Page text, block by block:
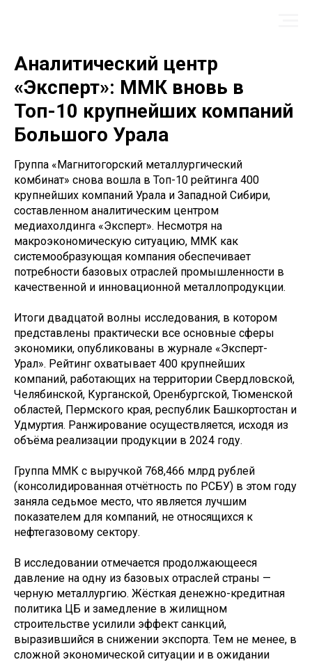
Аналитический центр
«Эксперт»: ММК вновь в
Топ-10 крупнейших компаний
Большого Урала
Группа «Магнитогорский металлургический
комбинат» снова вошла в Топ-10 рейтинга 400
крупнейших компаний Урала и Западной Сибири,
составленном аналитическим центром
медиахолдинга «Эксперт». Несмотря на
макроэкономическую ситуацию, ММК как
системообразующая компания обеспечивает
потребности базовых отраслей промышленности в
качественной и инновационной металлопродукции.
Итоги двадцатой волны исследования, в котором
представлены практически все основные сферы
экономики, опубликованы в журнале «Эксперт-
Урал». Рейтинг охватывает 400 крупнейших
компаний, работающих на территории Свердловской,
Челябинской, Курганской, Оренбургской, Тюменской
областей, Пермского края, республик Башкортостан и
Удмуртия. Ранжирование осуществляется, исходя из
объёма реализации продукции в 2024 году.
Группа ММК с выручкой 768,466 млрд рублей
(консолидированная отчётность по РСБУ) в этом году
заняла седьмое место, что является лучшим
показателем для компаний, не относящихся к
нефтегазовому сектору.
В исследовании отмечается продолжающееся
давление на одну из базовых отраслей страны —
черную металлургию. Жёсткая денежно-кредитная
политика ЦБ и замедление в жилищном
строительстве усилили эффект санкций,
выразившийся в снижении экспорта. Тем не менее, в
сложной экономической ситуации и в ожидании